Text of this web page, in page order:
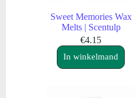
Sweet Memories Wax
Melts | Scentulp
€4.15
In winkelmand